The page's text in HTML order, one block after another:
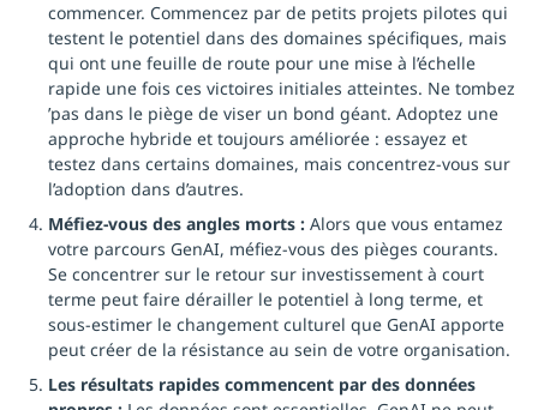
commencer. Commencez par de petits projets pilotes qui
testent le potentiel dans des domaines spécifiques, mais
qui ont une feuille de route pour une mise à l’échelle
rapide une fois ces victoires initiales atteintes. Ne tombez
’pas dans le piège de viser un bond géant. Adoptez une
approche hybride et toujours améliorée : essayez et
testez dans certains domaines, mais concentrez-vous sur
l’adoption dans d’autres.
Méfiez-vous des angles morts : Alors que vous entamez
votre parcours GenAI, méfiez-vous des pièges courants.
Se concentrer sur le retour sur investissement à court
terme peut faire dérailler le potentiel à long terme, et
sous-estimer le changement culturel que GenAI apporte
peut créer de la résistance au sein de votre organisation.
Les résultats rapides commencent par des données